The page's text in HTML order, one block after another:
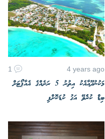
4 years ago
1
މަކުނުދޫއާއެކު އިތުރު 5 ރަށެއްގެ އެއާޕޯޓަށް
ބިޑް ކުރެެވޭ އަގު ކުޑަކޮށްފި